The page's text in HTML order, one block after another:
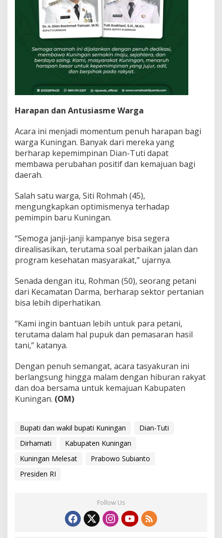
Harapan dan Antusiasme Warga
Acara ini menjadi momentum penuh harapan bagi
warga Kuningan. Banyak dari mereka yang
berharap kepemimpinan Dian-Tuti dapat
membawa perubahan positif dan kemajuan bagi
daerah.
Salah satu warga, Siti Rohmah (45),
mengungkapkan optimismenya terhadap
pemimpin baru Kuningan.
“Semoga janji-janji kampanye bisa segera
direalisasikan, terutama soal perbaikan jalan dan
program kesehatan masyarakat,” ujarnya.
Senada dengan itu, Rohman (50), seorang petani
dari Kecamatan Darma, berharap sektor pertanian
bisa lebih diperhatikan.
“Kami ingin bantuan lebih untuk para petani,
terutama dalam hal pupuk dan pemasaran hasil
tani,” katanya.
Dengan penuh semangat, acara tasyakuran ini
berlangsung hingga malam dengan hiburan rakyat
dan doa bersama untuk kemajuan Kabupaten
Kuningan. (OM)
Bupati dan wakil bupati Kuningan
Dian-Tuti
Dirhamati
Kabupaten Kuningan
Kuningan Melesat
Prabowo Subianto
Presiden RI
Follow Us